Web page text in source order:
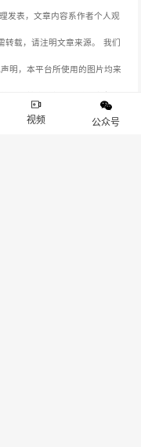
发表，文章内容系作者个人观
载，请注明文章来源。 我们
明，本平台所使用的图片均来
得到核实。如果图片的版权所
您通过后台留言系统与我们取
视频 公众号